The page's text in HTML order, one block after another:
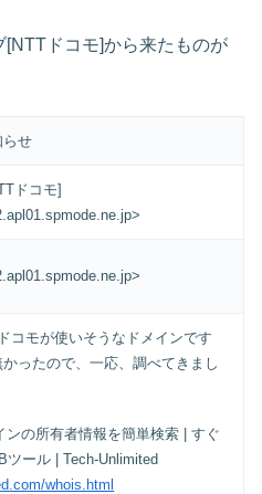
ドコモ]から来たものが
らせ
ドコモ]
コモが使いそうなドメインです
ったので、一応、調べてきまし
ンの所有者情報を簡単検索 | すぐ
ツール | Tech-Unlimited
whois.html